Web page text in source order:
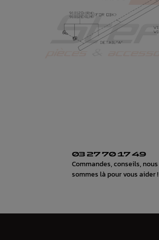
03 27 70 17 49
Commandes, conseils, nous
sommes là pour vous aider !